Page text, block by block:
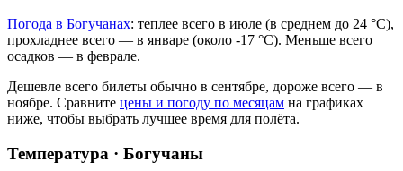
Погода в Богучанах: теплее всего в июле (в среднем до 24 °C),
прохладнее всего — в январе (около -17 °C). Меньше всего
осадков — в феврале.
Дешевле всего билеты обычно в сентябре, дороже всего — в
ноябре. Сравните цены и погоду по месяцам на графиках
ниже, чтобы выбрать лучшее время для полёта.
Температура · Богучаны